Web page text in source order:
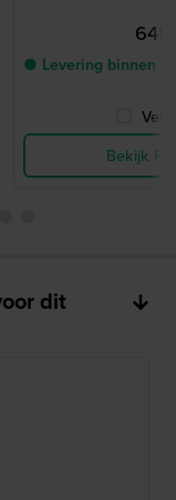
● Levering binnen 2
Bekijk
dit